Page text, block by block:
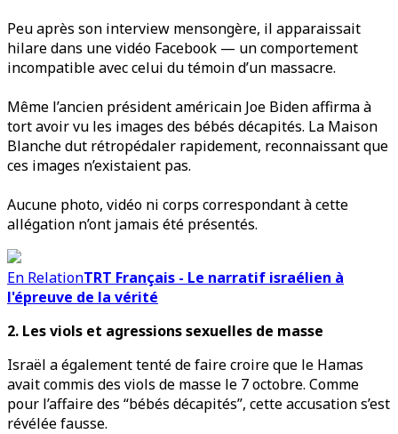
Peu après son interview mensongère, il apparaissait
hilare dans une vidéo Facebook — un comportement
incompatible avec celui du témoin d’un massacre.
Même l’ancien président américain Joe Biden affirma à
tort avoir vu les images des bébés décapités. La Maison
Blanche dut rétropédaler rapidement, reconnaissant que
ces images n’existaient pas.
Aucune photo, vidéo ni corps correspondant à cette
allégation n’ont jamais été présentés.
En RelationTRT Français - Le narratif israélien à
l'épreuve de la vérité
2. Les viols et agressions sexuelles de masse
Israël a également tenté de faire croire que le Hamas
avait commis des viols de masse le 7 octobre. Comme
pour l’affaire des “bébés décapités”, cette accusation s’est
révélée fausse.